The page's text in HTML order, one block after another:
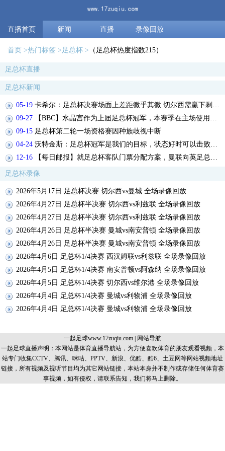
直播首页 新闻 直播 录像回放
首页 热门标签 足总杯 （足总杯热度指数215）
足总杯直播
足总杯新闻
05-19 卡希尔：足总杯决赛场面上差距微乎其微 切尔西需赢下剩余两战
09-27 【BBC】水晶宫作为上届足总杯冠军，本赛季在主场使用三角形角旗
09-15 足总杯第二轮一场资格赛因种族歧视中断
04-24 沃特金斯：足总杯冠军是我们的目标，状态好时可以击败任何对手
12-16 【每日邮报】就足总杯客队门票分配方案，曼联向英足总投诉阿森纳
足总杯录像
2026年5月17日 足总杯决赛 切尔西vs曼城 全场录像回放
2026年4月27日 足总杯半决赛 切尔西vs利兹联 全场录像回放
2026年4月27日 足总杯半决赛 切尔西vs利兹联 全场录像回放
2026年4月26日 足总杯半决赛 曼城vs南安普顿 全场录像回放
2026年4月26日 足总杯半决赛 曼城vs南安普顿 全场录像回放
2026年4月6日 足总杯1/4决赛 西汉姆联vs利兹联 全场录像回放
2026年4月5日 足总杯1/4决赛 南安普顿vs阿森纳 全场录像回放
2026年4月5日 足总杯1/4决赛 切尔西vs维尔港 全场录像回放
2026年4月4日 足总杯1/4决赛 曼城vs利物浦 全场录像回放
2026年4月4日 足总杯1/4决赛 曼城vs利物浦 全场录像回放
一起足球www.17zuqiu.com | 网站导航
一起足球直播声明：本网站是体育直播导航站，为方便喜欢体育的朋友观看视频，本
站专门收集CCTV、腾讯、咪咕、PPTV、新浪、优酷、酷6、土豆网等网站视频地址
链接，所有视频及视听节目均为其它网站链接，本站本身并不制作或存储任何体育赛
事视频，如有侵权，请联系告知，我们将马上删除。